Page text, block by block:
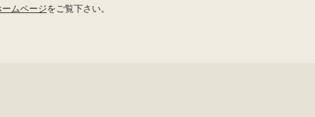
ームページをご覧下さい。